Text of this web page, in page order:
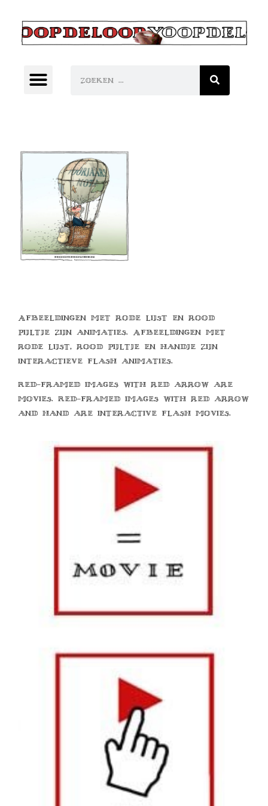
Afbeeldingen met rode lijst en rood
pijltje zijn animaties. Afbeeldingen met
rode lijst, rood pijltje en handje zijn
interactieve flash animaties.
Red-framed images with red arrow are
movies. Red-framed images with red arrow
and hand are interactive flash movies.